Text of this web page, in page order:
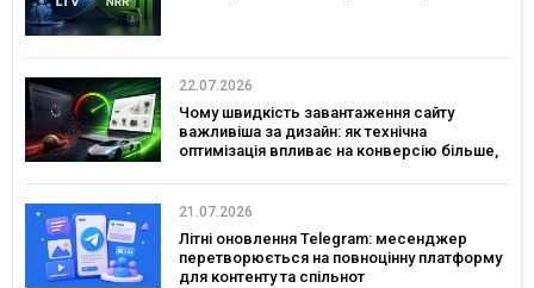
22.07.2026
Чому швидкість завантаження сайту
важливіша за дизайн: як технічна
оптимізація впливає на конверсію більше,
21.07.2026
Літні оновлення Telegram: месенджер
перетворюється на повноцінну платформу
для контенту та спільнот